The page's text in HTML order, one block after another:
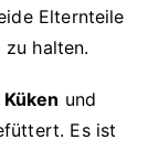
Elternteile
halten.
Küken und
Es ist